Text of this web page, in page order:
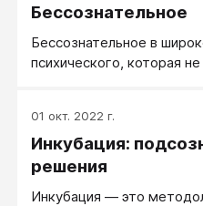
Бессознательное
Бессознательное в
психического, которая
01 окт. 2022 г.
Инкубация:
решения
Инкубация — это